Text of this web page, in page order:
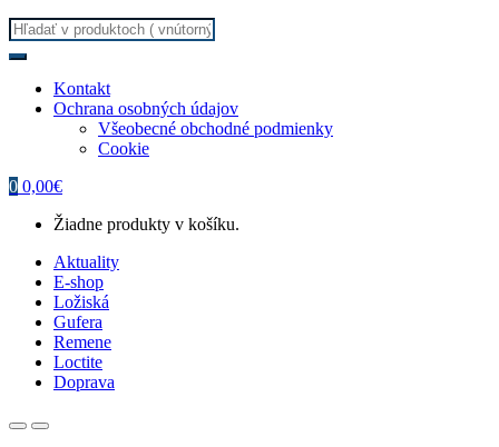
Search
for:
Kontakt
Ochrana osobných údajov
Všeobecné obchodné podmienky
Cookie
0 0,00€
Žiadne produkty v košíku.
Aktuality
E-shop
Ložiská
Gufera
Remene
Loctite
Doprava